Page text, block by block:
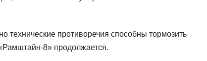
технические противоречия способны тормозить
8» продолжается.